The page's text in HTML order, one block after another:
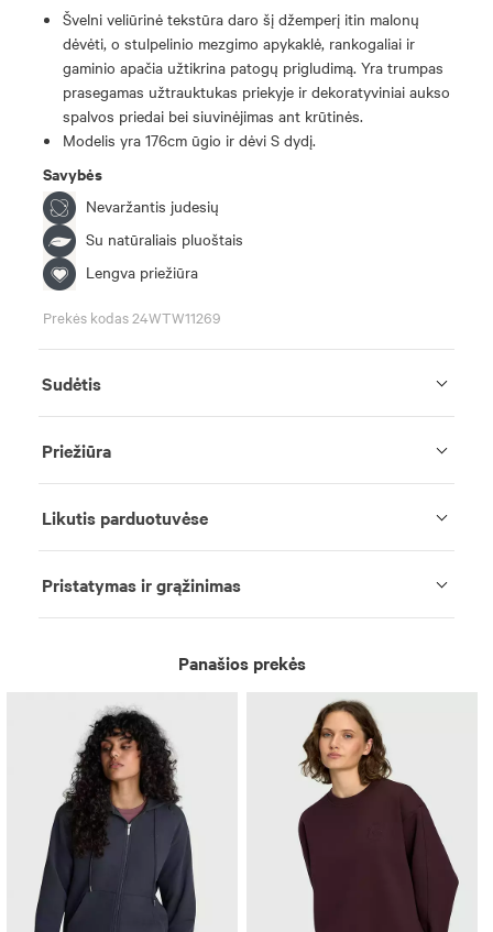
Švelni veliūrinė tekstūra daro šį džemperį itin malonų
dėvėti, o stulpelinio mezgimo apykaklė, rankogaliai ir
gaminio apačia užtikrina patogų prigludimą. Yra trumpas
prasegamas užtrauktukas priekyje ir dekoratyviniai aukso
spalvos priedai bei siuvinėjimas ant krūtinės.
Modelis yra 176cm ūgio ir dėvi S dydį.
Savybės
Nevaržantis judesių
Su natūraliais pluoštais
Lengva priežiūra
Prekės kodas 24WTW11269
Sudėtis
Priežiūra
Likutis parduotuvėse
Pristatymas ir grąžinimas
Panašios prekės